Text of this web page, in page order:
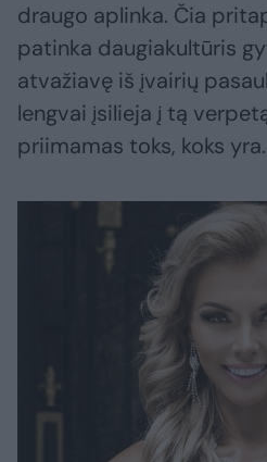
draugo aplinka. Čia
patinka daugiakultūris
atvažiavę iš įvairių
lengvai įsilieja į tą
priimamas toks, koks yra.